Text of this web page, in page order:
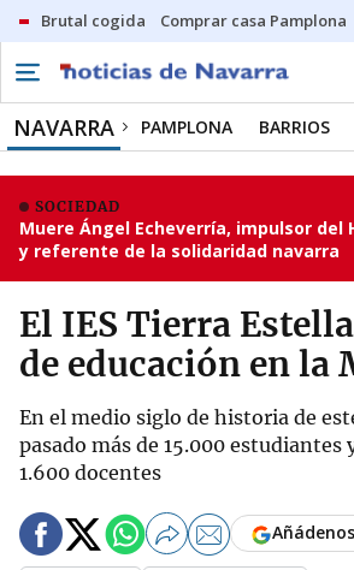
Brutal cogida Comprar casa Pamplona
NAVARRA PAMPLONA BARRIOS
SOCIEDAD
Muere Ángel Echeverría, impulsor del
y referente de la solidaridad navarra
El IES Tierra
de educación en la
En el medio siglo de historia de
pasado más de 15.000 estudiantes
1.600 docentes